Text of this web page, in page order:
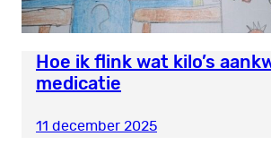
Hoe ik flink wat kilo’s
medicatie
11 december 2025